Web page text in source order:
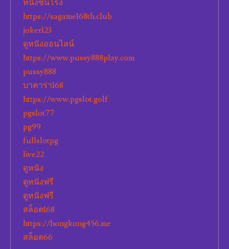
หนังชนโรง
https://sagame168th.club
joker123
ดูหนังออนไลน์
https://www.pussy888play.com
pussy888
บาคาร่า168
https://www.pgslot.golf
pgslot77
pg99
fullslotpg
live22
ดูหนัง
ดูหนังฟรี
ดูหนังฟรี
สล็อต168
https://hongkong456.me
สล็อต66